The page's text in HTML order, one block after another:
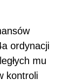
ordynacji
mu
kontroli